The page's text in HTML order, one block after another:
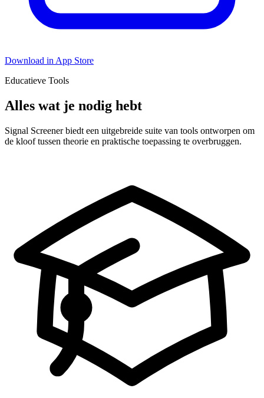
Download in App Store
Educatieve Tools
Alles wat je nodig hebt
Signal Screener biedt een uitgebreide suite van tools ontworpen om
de kloof tussen theorie en praktische toepassing te overbruggen.